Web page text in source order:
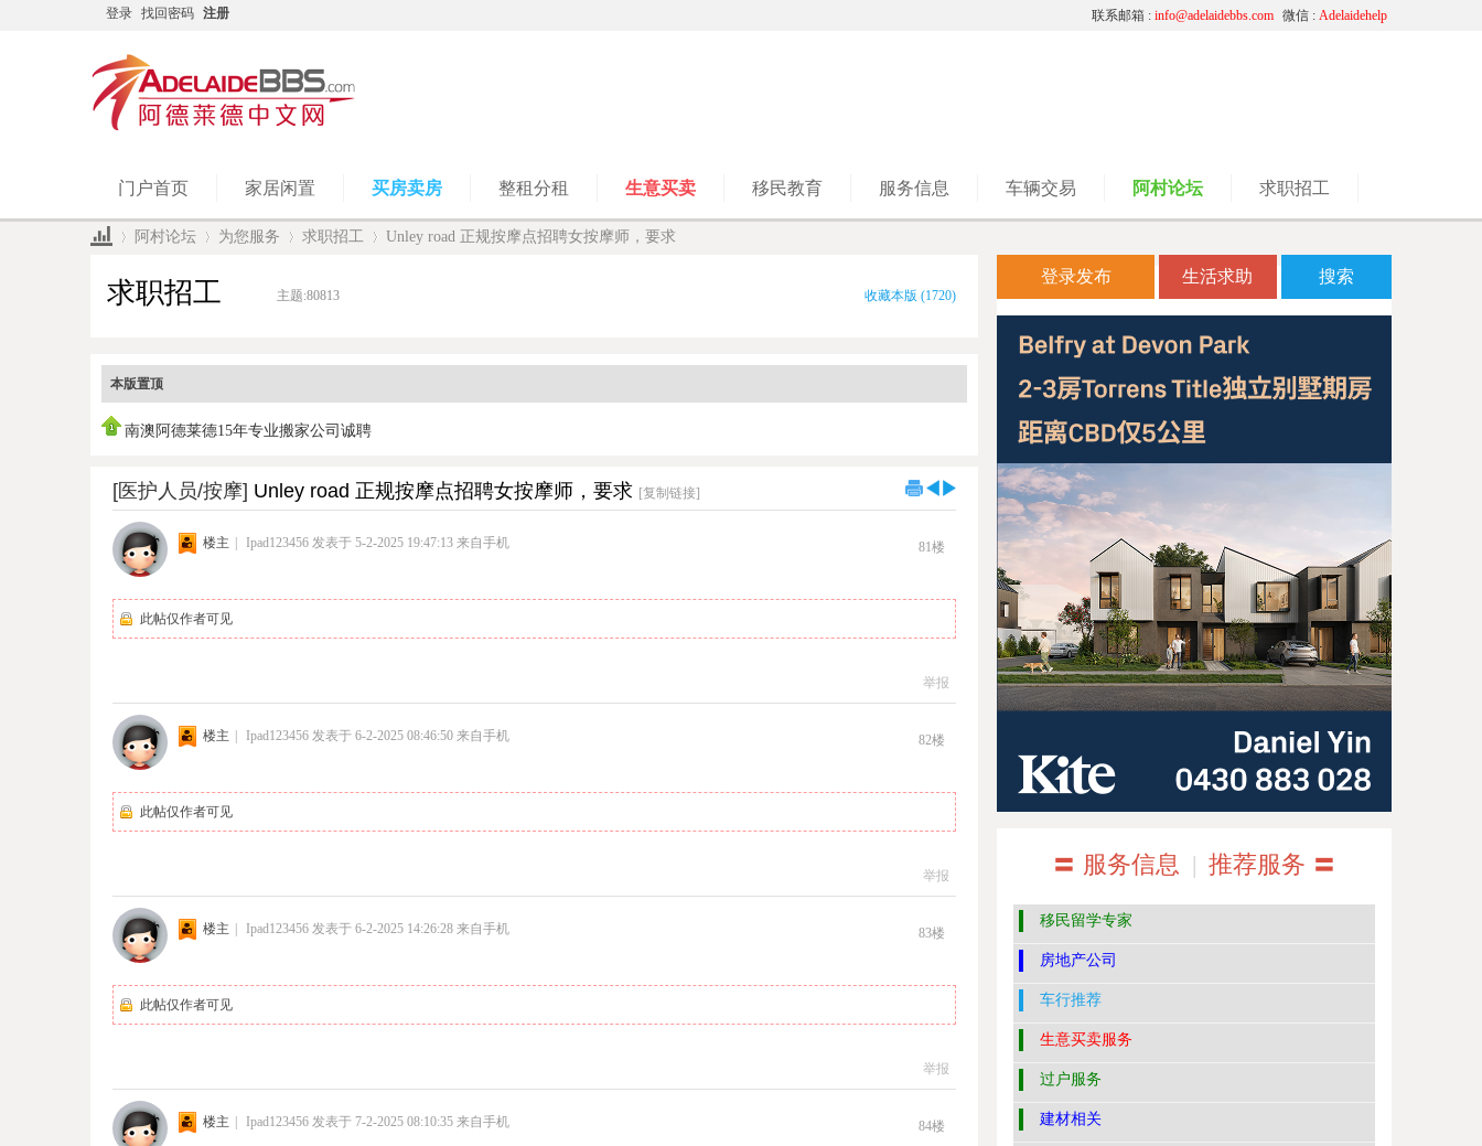
登录 找回密码 注册 微信 : Adelaidehelp
联系邮箱 : info@adelaidebbs.com
门户首页 家居闲置 买房卖房 整租分租 生意买卖 移民教育 服务信息 车辆交易 阿村论坛 求职招工
阿村论坛 为您服务 求职招工 Unley road 正规按摩点招聘女按摩师，要求
求职招工 主题:80813 收藏本版 (1720)
本版置顶
南澳阿德莱德15年专业搬家公司诚聘
[医护人员/按摩] Unley road 正规按摩点招聘女按摩师，要求 [复制链接]
81楼
楼主 | Ipad123456 发表于 5-2-2025 19:47:13 来自手机
此帖仅作者可见
举报
82楼
楼主 | Ipad123456 发表于 6-2-2025 08:46:50 来自手机
此帖仅作者可见
举报
83楼
楼主 | Ipad123456 发表于 6-2-2025 14:26:28 来自手机
此帖仅作者可见
举报
84楼
楼主 | Ipad123456 发表于 7-2-2025 08:10:35 来自手机
登录发布 生活求助 搜索
〓 服务信息 | 推荐服务 〓
移民留学专家
房地产公司
车行推荐
生意买卖服务
过户服务
建材相关